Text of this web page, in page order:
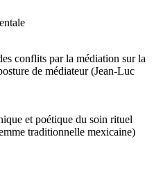
conflits par la médiation sur la
de médiateur (Jean-Luc
et poétique du soin rituel
traditionnelle mexicaine)